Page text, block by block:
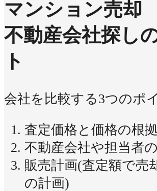
マンション売却
不動産会社探し
ト
会社を比較する3つのポ
査定価格と価格の根拠
不動産会社や担当者
販売計画(査定額で売
の計画)